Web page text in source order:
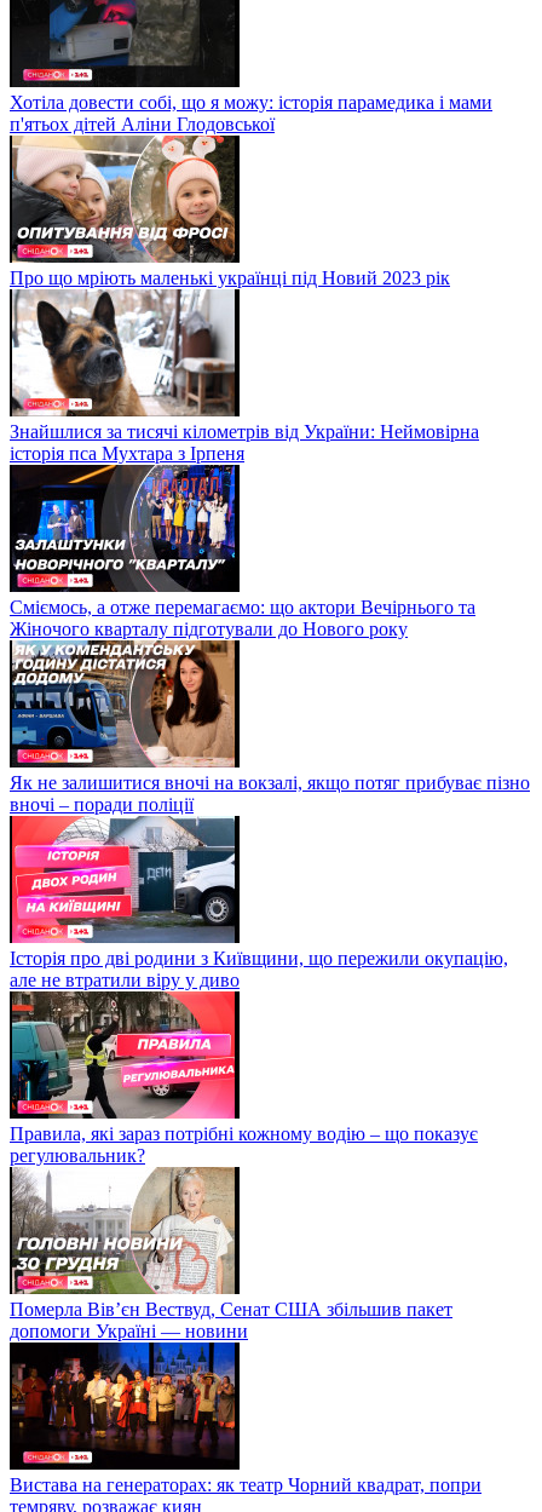
Хотіла довести собі, що я можу: історія парамедика і мами
п'ятьох дітей Аліни Глодовської
Про що мріють маленькі українці під Новий 2023 рік
Знайшлися за тисячі кілометрів від України: Неймовірна
історія пса Мухтара з Ірпеня
Сміємось, а отже перемагаємо: що актори Вечірнього та
Жіночого кварталу підготували до Нового року
Як не залишитися вночі на вокзалі, якщо потяг прибуває пізно
вночі – поради поліції
Історія про дві родини з Київщини, що пережили окупацію,
але не втратили віру у диво
Правила, які зараз потрібні кожному водію – що показує
регулювальник?
Померла Вівʼєн Вествуд, Сенат США збільшив пакет
допомоги Україні — новини
Вистава на генераторах: як театр Чорний квадрат, попри
темряву, розважає киян